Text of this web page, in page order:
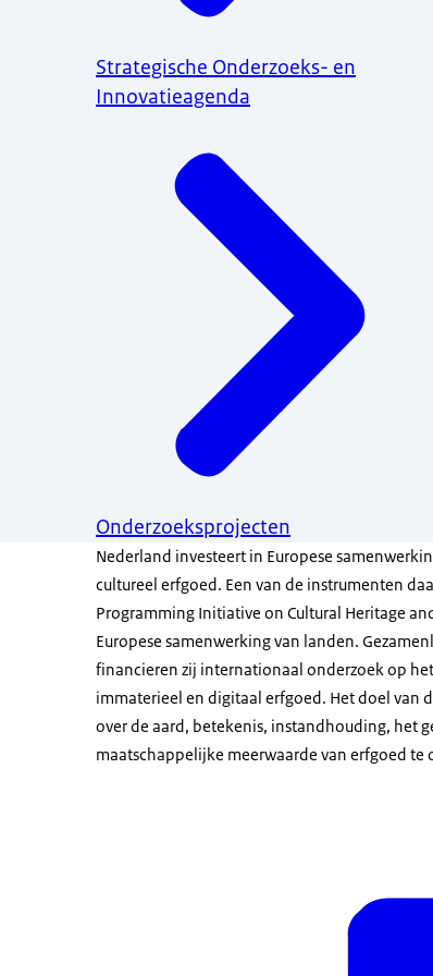
Strategische Onderzoeks- en
Innovatieagenda
Onderzoeksprojecten
Nederland investeert in Europese
cultureel erfgoed. Een van de instrumenten
Programming Initiative on Cultural Heritage
Europese samenwerking van landen.
financieren zij internationaal onderzoek op
immaterieel en digitaal erfgoed. Het doel van
over de aard, betekenis, instandhouding, het
maatschappelijke meerwaarde van erfgoed